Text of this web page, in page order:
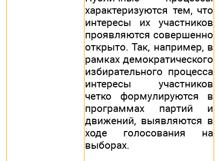
характеризуются тем, что
интересы их участников
проявляются совершенно
открыто. Так, например, в
рамках демократического
избирательного процесса
интересы участников
четко формулируются в
программах партий и
движений, выявляются в
ходе голосования на
выборах.